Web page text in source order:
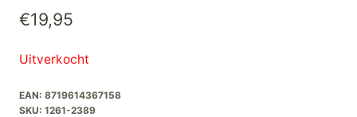
€19,95
Uitverkocht
EAN: 8719614367158
SKU: 1261-2389